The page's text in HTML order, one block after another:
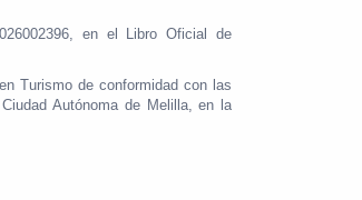
en el Libro Oficial de
Turismo de conformidad con las
Autónoma de Melilla, en la